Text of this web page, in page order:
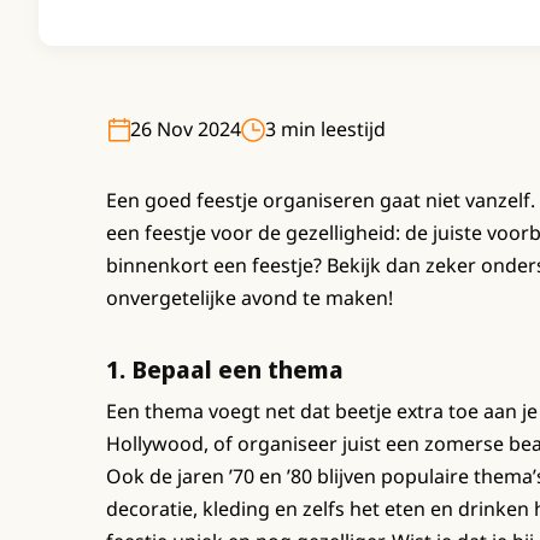
26 Nov 2024 3 min leestijd
Een goed feestje organiseren gaat niet
een feestje voor de gezelligheid: de juiste
binnenkort een feestje? Bekijk dan zeker
onvergetelijke avond te maken!
1. Bepaal een thema
Een thema voegt net dat beetje extra toe aan
Hollywood, of organiseer juist een zomerse
Ook de jaren ’70 en ’80 blijven populaire
decoratie, kleding en zelfs het eten en